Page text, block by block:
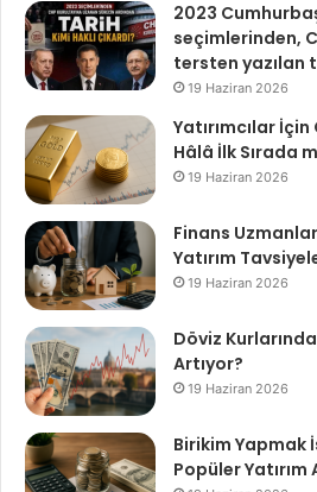
2023
seçimlerinden,
tersten yazılan
19 Haziran 2026
Yatırımcılar
Hâlâ İlk Sırada
19 Haziran 2026
Finans
Yatırım
19 Haziran 2026
Döviz
Artıyor?
19 Haziran 2026
Birikim Yapmak
Popüler Yatırım